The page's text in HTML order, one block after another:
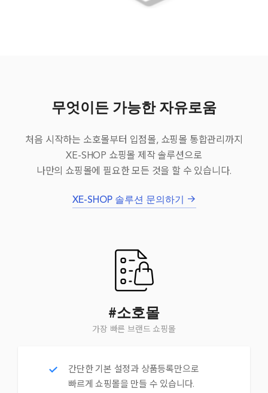
무엇이든 가능한 자유로움
처음 시작하는 소호몰부터 입점몰, 쇼핑몰 통합관리까지
XE-SHOP 쇼핑몰 제작 솔루션으로
나만의 쇼핑몰에 필요한 모든 것을 할 수 있습니다.
XE-SHOP 솔루션 문의하기
#소호몰
가장 빠른 브랜드 쇼핑몰
간단한 기본 설정과 상품등록만으로
빠르게 쇼핑몰을 만들 수 있습니다.